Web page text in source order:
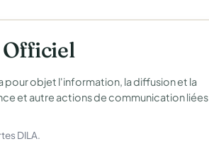
objet l'information, la diffusion et la
et autre actions de communication liées
DILA.